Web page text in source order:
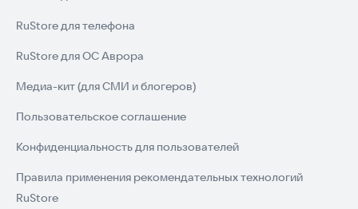
RuStore для телефона
RuStore для ОС Аврора
Медиа-кит (для СМИ и блогеров)
Пользовательское соглашение
Конфиденциальность для пользователей
Правила применения рекомендательных технологий
RuStore